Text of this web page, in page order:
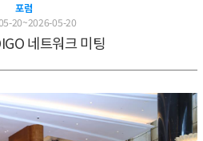
포럼
20~2026-05-20
네트워크 미팅